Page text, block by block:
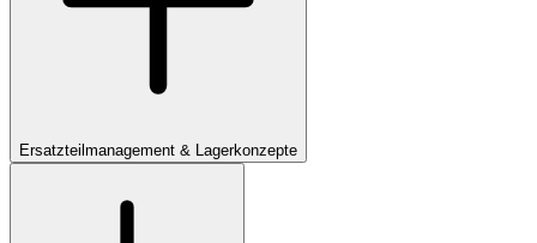
Ersatzteilmanagement & Lagerkonzepte